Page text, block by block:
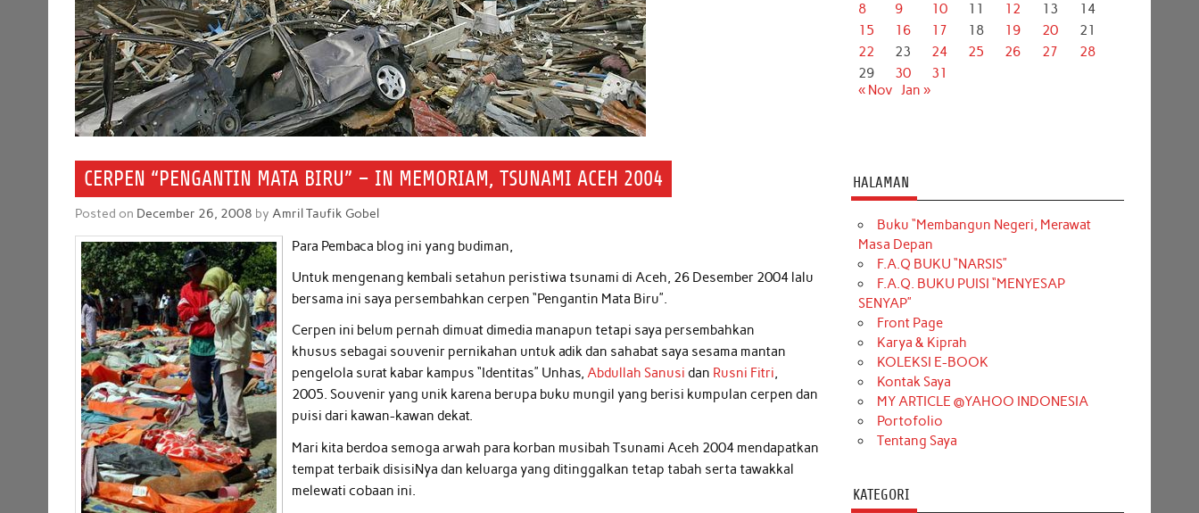
CERPEN “PENGANTIN MATA BIRU” – IN MEMORIAM, TSUNAMI ACEH 2004
Posted on December 26, 2008 byAmril Taufik Gobel
Para Pembaca blog ini yang budiman,
Untuk mengenang kembali setahun peristiwa tsunami di Aceh, 26 Desember 2004 lalu
bersama ini saya persembahkan cerpen “Pengantin Mata Biru”.
Cerpen ini belum pernah dimuat dimedia manapun tetapi saya persembahkan
khusus sebagai souvenir pernikahan untuk adik dan sahabat saya sesama mantan
pengelola surat kabar kampus “Identitas” Unhas,Abdullah Sanusidan Rusni Fitri,
2005. Souvenir yang unik karena berupa buku mungil yang berisi kumpulan cerpen dan
puisi dari kawan-kawan dekat.
Mari kita berdoa semoga arwah para korban musibah Tsunami Aceh 2004 mendapatkan
tempat terbaik disisiNya dan keluarga yang ditinggalkan tetap tabah serta tawakkal
melewati cobaan ini.
8
9 10 11 12 13
14
15
16 17 18 19 20
21
22
23 24 25 26 27
28
29
30
31
« Nov Jan »
HALAMAN
Buku “Membangun Negeri, Merawat
Masa Depan
F.A.Q BUKU “NARSIS”
F.A.Q. BUKU PUISI “MENYESAP
SENYAP”
Front Page
Karya & Kiprah
KOLEKSI E-BOOK
Kontak Saya
MY ARTICLE @YAHOO INDONESIA
Portofolio
Tentang Saya
KATEGORI